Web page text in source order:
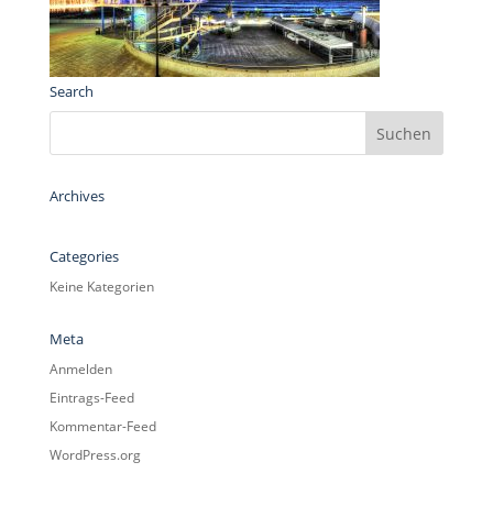
Search
Archives
Categories
Keine Kategorien
Meta
Anmelden
Eintrags-Feed
Kommentar-Feed
WordPress.org